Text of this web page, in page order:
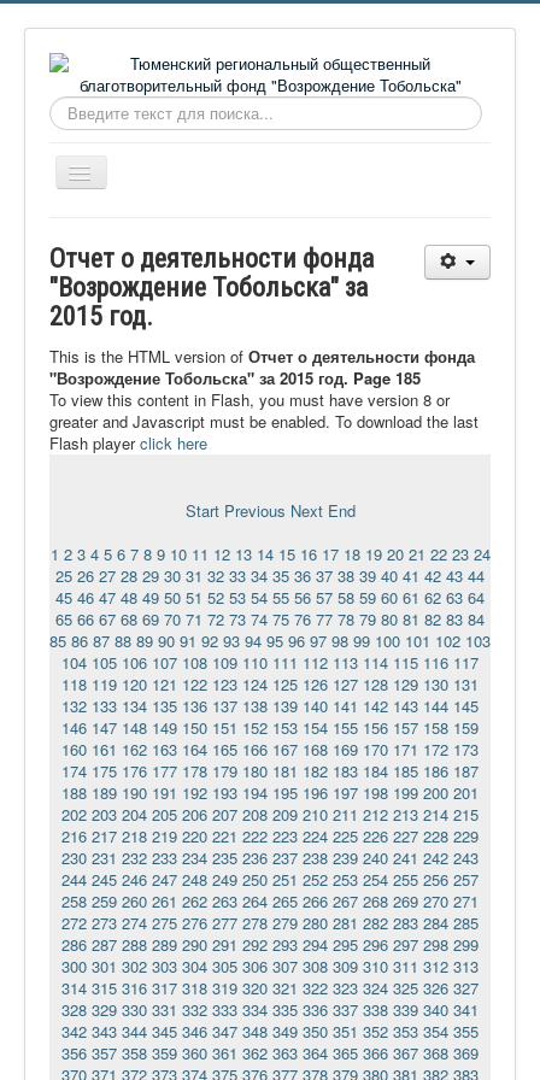
Искать...
Включить/
выключить
О фонде
Онлайн библиотека
Видеоматериалы
Контакты
Сайт проекта Достоевский
Отчет о деятельности фонда
"Возрождение Тобольска" за
2015 год.
This is the HTML version of Отчет о деятельности фонда
"Возрождение Тобольска" за 2015 год. Page 185
To view this content in Flash, you must have version 8 or
greater and Javascript must be enabled. To download the last
Flash playerclick here
Start Previous Next End
1 2 3 4 5 6 7 8 9 10 11 12 13 14 15 16 17 18 19 20 21 22 23 24
25 26 27 28 29 30 31 32 33 34 35 36 37 38 39 40 41 42 43 44
45 46 47 48 49 50 51 52 53 54 55 56 57 58 59 60 61 62 63 64
65 66 67 68 69 70 71 72 73 74 75 76 77 78 79 80 81 82 83 84
85 86 87 88 89 90 91 92 93 94 95 96 97 98 99 100 101 102 103
104 105 106 107 108 109 110 111 112 113 114 115 116 117
118 119 120 121 122 123 124 125 126 127 128 129 130 131
132 133 134 135 136 137 138 139 140 141 142 143 144 145
146 147 148 149 150 151 152 153 154 155 156 157 158 159
160 161 162 163 164 165 166 167 168 169 170 171 172 173
174 175 176 177 178 179 180 181 182 183 184 185 186 187
188 189 190 191 192 193 194 195 196 197 198 199 200 201
202 203 204 205 206 207 208 209 210 211 212 213 214 215
216 217 218 219 220 221 222 223 224 225 226 227 228 229
230 231 232 233 234 235 236 237 238 239 240 241 242 243
244 245 246 247 248 249 250 251 252 253 254 255 256 257
258 259 260 261 262 263 264 265 266 267 268 269 270 271
272 273 274 275 276 277 278 279 280 281 282 283 284 285
286 287 288 289 290 291 292 293 294 295 296 297 298 299
300 301 302 303 304 305 306 307 308 309 310 311 312 313
314 315 316 317 318 319 320 321 322 323 324 325 326 327
328 329 330 331 332 333 334 335 336 337 338 339 340 341
342 343 344 345 346 347 348 349 350 351 352 353 354 355
356 357 358 359 360 361 362 363 364 365 366 367 368 369
370 371 372 373 374 375 376 377 378 379 380 381 382 383